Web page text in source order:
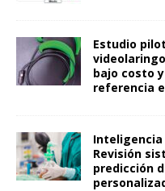
Estudio
bajo costo
referencia
Revisión
predicción